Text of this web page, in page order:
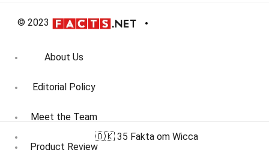
© 2023
About Us
Editorial Policy
Meet the Team
Product Review
🇩🇰 35 Fakta om Wicca